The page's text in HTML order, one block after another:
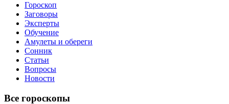
Гороскоп
Заговоры
Эксперты
Обучение
Амулеты и обереги
Сонник
Статьи
Вопросы
Новости
Все гороскопы